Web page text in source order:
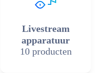
Livestream
apparatuur
10 producten